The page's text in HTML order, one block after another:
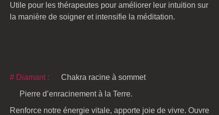
Utile pour les thérapeutes pour améliorer leur intuition sur
la manière de soigner et intensifie la méditation.
# Diamant :
Chakra racine à sommet
Pierre d’enracinement à la Terre.
Renforce notre énergie vitale, apporte joie de vivre. Ouvre